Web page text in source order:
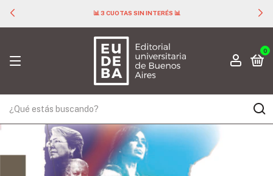
📊 3 CUOTAS SIN INTERÉS 📊
0